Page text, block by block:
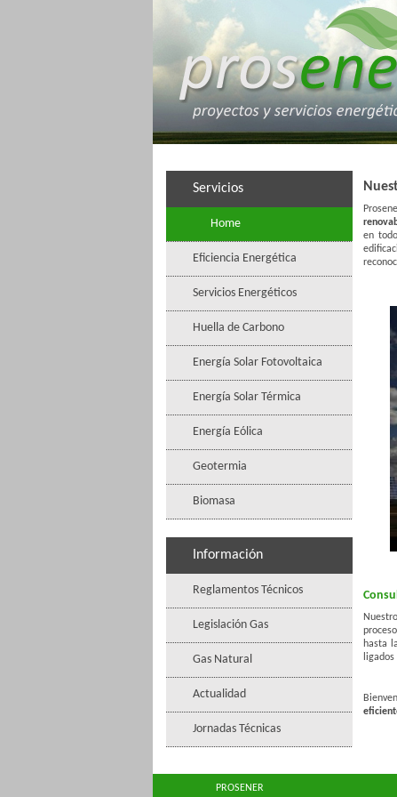
Servicios
Home
Eficiencia Energética
Servicios Energéticos
Huella de Carbono
Energía Solar Fotovoltaica
Energía Solar Térmica
Energía Eólica
Geotermia
Biomasa
Información
Reglamentos Técnicos
Legislación Gas
Gas Natural
Actualidad
Jornadas Técnicas
en
hasta
ligados
PROSENER